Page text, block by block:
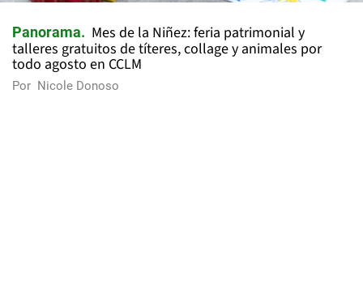
Panorama
Mes de la Niñez: feria patrimonial y
talleres gratuitos de títeres, collage y animales por
todo agosto en CCLM
Por Nicole Donoso